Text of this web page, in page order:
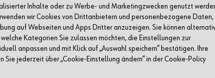
Inhalte oder zu Werbe- und Marketingzwecken genutzt
wir Cookies von Drittanbietern und personenbezogene Daten,
auf Webseiten und Apps Dritter anzuzeigen. Sie können
Kategorien Sie zulassen möchten, die Einstellungen zur
anpassen und mit Klick auf „Auswahl speichern“ bestätigen. Ihre
Sie jederzeit über „Cookie-Einstellung ändern“ in der Cookie-Policy